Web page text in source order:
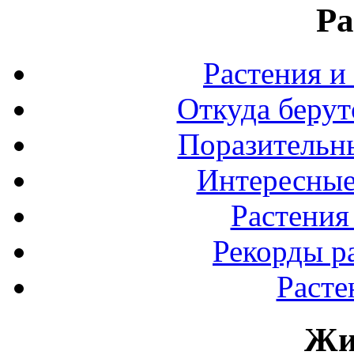
Растения
Откуда
Рекорды